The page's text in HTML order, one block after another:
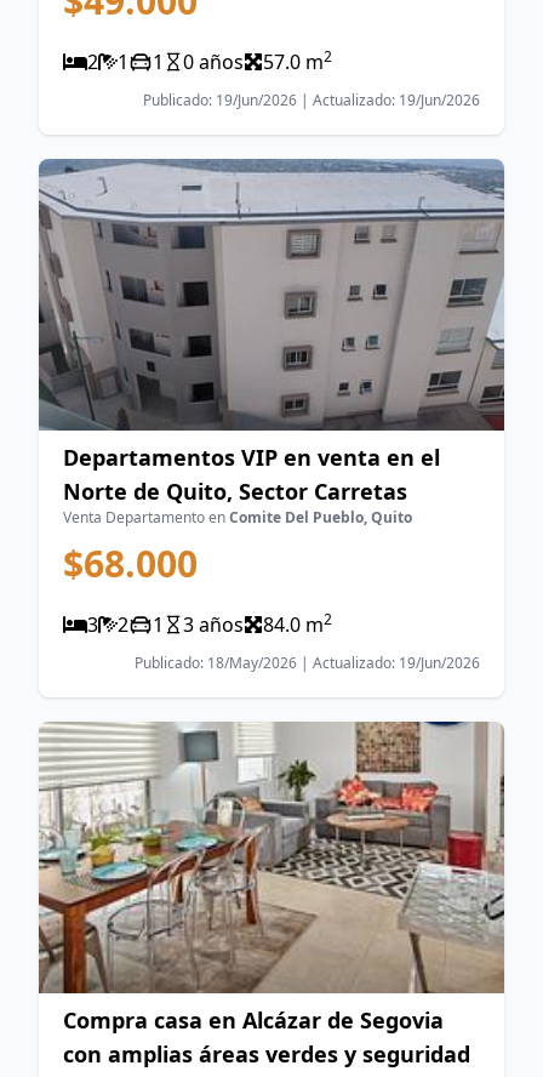
2 1 1 0 años 57.0 m2
Publicado: 19/Jun/2026 | Actualizado: 19/Jun/2026
Departamentos VIP en venta en el
Norte de Quito, Sector Carretas
Venta Departamento enComite Del Pueblo, Quito
$68.000
3 2 1 3 años 84.0 m2
Publicado: 18/May/2026 | Actualizado: 19/Jun/2026
Compra casa en Alcázar de Segovia
con amplias áreas verdes y seguridad